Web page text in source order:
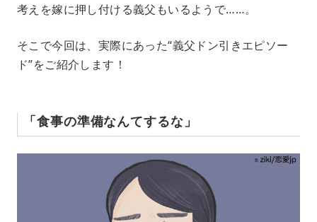
考えを嫁に押し付ける義父もいるようで……。
そこで今回は、実際にあった“義父ドン引きエピソー
ド”をご紹介します！
「食事の準備なんてするな」